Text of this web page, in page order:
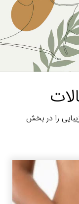
را در بخش